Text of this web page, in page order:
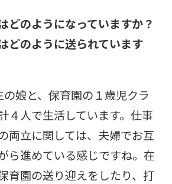
どのようになっていますか？
どのように送られています
娘と、保育園の１歳児クラ
４人で生活しています。仕事
両立に関しては、夫婦でお互
ら進めている感じですね。在
育園の送り迎えをしたり、打